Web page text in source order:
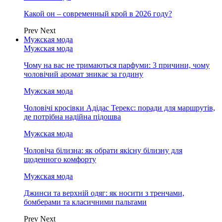
Какой он – современный крой в 2026 году?
Prev Next
Мужская мода
Мужская мода
Чому на вас не тримаються парфуми: 3 причини, чому
чоловічий аромат зникає за годину
Мужская мода
Чоловічі кросівки Адідас Терекс: поради для маршрутів,
де потрібна надійна підошва
Мужская мода
Чоловіча білизна: як обрати якісну білизну для
щоденного комфорту
Мужская мода
Джинси та верхній одяг: як носити з тренчами,
бомберами та класичними пальтами
Prev Next